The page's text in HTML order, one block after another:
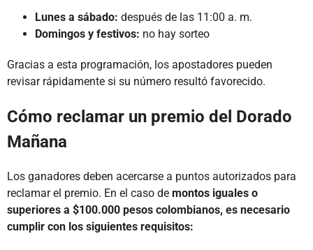
Lunes a sábado: después de las 11:00 a. m.
Domingos y festivos: no hay sorteo
Gracias a esta programación, los apostadores pueden
revisar rápidamente si su número resultó favorecido.
Cómo reclamar un premio del Dorado
Mañana
Los ganadores deben acercarse a puntos autorizados para
reclamar el premio. En el caso de montos iguales o
superiores a $100.000 pesos colombianos, es necesario
cumplir con los siguientes requisitos: